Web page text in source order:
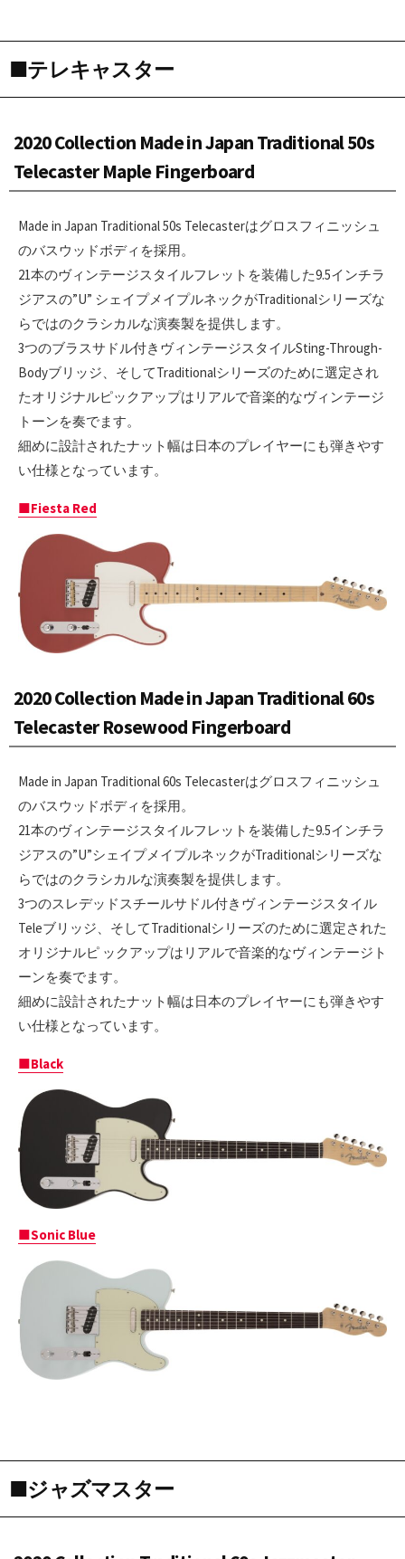
■テレキャスター
2020 Collection Made in Japan Traditional 50s
Telecaster Maple Fingerboard
Made in Japan Traditional 50s Telecasterはグロスフィニッシュ
のバスウッドボディを採用。
21本のヴィンテージスタイルフレットを装備した9.5インチラ
ジアスの”U” シェイプメイプルネックがTraditionalシリーズな
らではのクラシカルな演奏製を提供します。
3つのブラスサドル付きヴィンテージスタイルSting-Through-
Bodyブリッジ、そしてTraditionalシリーズのために選定され
たオリジナルピックアップはリアルで音楽的なヴィンテージ
トーンを奏でます。
細めに設計されたナット幅は日本のプレイヤーにも弾きやす
い仕様となっています。
■Fiesta Red
2020 Collection Made in Japan Traditional 60s
Telecaster Rosewood Fingerboard
Made in Japan Traditional 60s Telecasterはグロスフィニッシュ
のバスウッドボディを採用。
21本のヴィンテージスタイルフレットを装備した9.5インチラ
ジアスの”U”シェイプメイプルネックがTraditionalシリーズな
らではのクラシカルな演奏製を提供します。
3つのスレデッドスチールサドル付きヴィンテージスタイル
Teleブリッジ、そしてTraditionalシリーズのために選定された
オリジナルピ ックアップはリアルで音楽的なヴィンテージト
ーンを奏でます。
細めに設計されたナット幅は日本のプレイヤーにも弾きやす
い仕様となっています。
■Black
■Sonic Blue
■ジャズマスター